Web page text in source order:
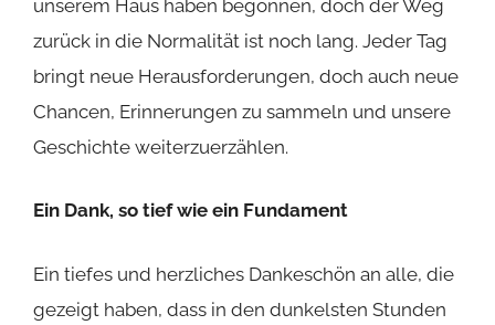
unserem Haus haben begonnen, doch der Weg
zurück in die Normalität ist noch lang. Jeder Tag
bringt neue Herausforderungen, doch auch neue
Chancen, Erinnerungen zu sammeln und unsere
Geschichte weiterzuerzählen.
Ein Dank, so tief wie ein Fundament
Ein tiefes und herzliches Dankeschön an alle, die
gezeigt haben, dass in den dunkelsten Stunden